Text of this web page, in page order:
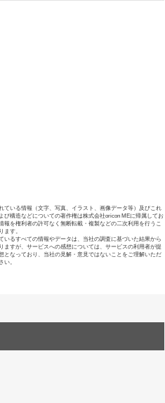
ている情報（文字、写真、イラスト、画像データ等）及びこれ
び構造などについての著作権は株式会社oricon MEに帰属してお
報を権利者の許可なく無断転載・複製などの二次利用を行うこ
ます。
いるすべての情報やデータは、当社の調査に基づいた結果から
ますが、サービスへの感想については、サービスの利用者が提
となっており、当社の見解・意見ではないことをご理解いただ
い。